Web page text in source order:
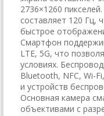
2736×1260
составляет 120 Гц,
быстрое
Смартфон
LTE, 5G, что
условиях.
Bluetooth, NFC, Wi-
и устройств
Основная камера
объективами с